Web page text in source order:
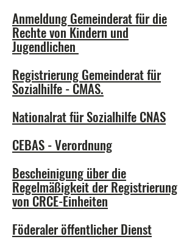
Anmeldung Gemeinderat für die
Rechte von Kindern und
Jugendlichen
Registrierung Gemeinderat für
Sozialhilfe - CMAS.
Nationalrat für Sozialhilfe CNAS
CEBAS - Verordnung
Bescheinigung über die
Regelmäßigkeit der Registrierung
von CRCE-Einheiten
Föderaler öffentlicher Dienst